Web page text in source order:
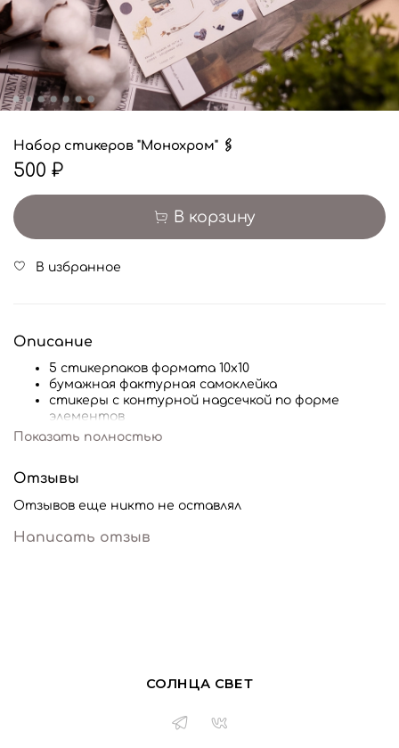
Набор стикеров "Монохром" 🖇
500 ₽
В корзину
В избранное
Описание
5 стикерпаков формата 10х10
бумажная фактурная самоклейка
стикеры с контурной надсечкой по форме
элементов
Показать полностью
Отзывы
Отзывов еще никто не оставлял
Написать отзыв
СОЛНЦА СВЕТ